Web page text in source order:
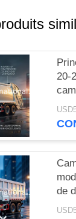
20-
de
de